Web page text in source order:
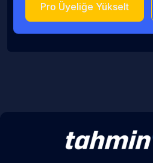
Pro Üyeliğe Yükselt